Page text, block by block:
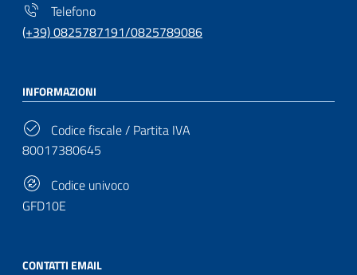
Telefono
(+39) 0825787191/0825789086
INFORMAZIONI
Codice fiscale / Partita IVA
80017380645
Codice univoco
GFD10E
CONTATTI EMAIL